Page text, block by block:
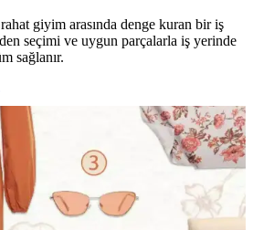
giyim arasında denge kuran bir iş
seçimi ve uygun parçalarla iş yerinde
sağlanır.